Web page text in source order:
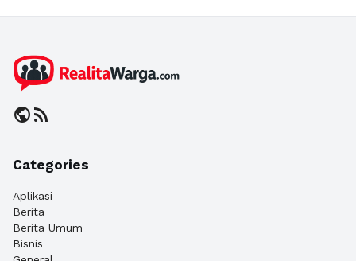
publicrss_feed
Categories
Aplikasi
Berita
Berita Umum
Bisnis